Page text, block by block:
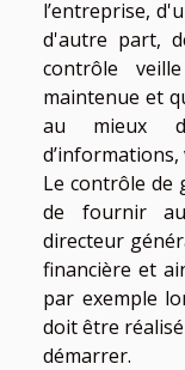
l’entreprise,
d'autre part,
contrôle
maintenue et
au mieux
d’informations,
Le contrôle de
de fournir
directeur
financière et
par exemple
doit être
démarrer.